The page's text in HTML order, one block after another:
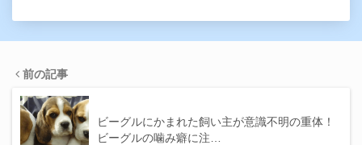
前の記事
ビーグルにかまれた飼い主が意識不明の重体！
ビーグルの噛み癖に注…